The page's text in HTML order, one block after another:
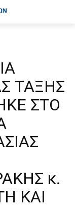
ΤΑΞΗΣ
ΣΤΟ
κ.
ΚΑΙ